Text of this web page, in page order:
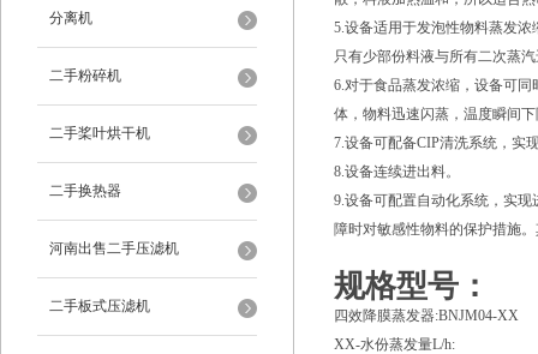
分离机
二手粉碎机
二手桨叶烘干机
二手换热器
河南出售二手压滤机
二手板式压滤机
5.设备适用于发泡性物料蒸发
只有少部份料液与所有二次蒸
6.对于食品蒸发浓缩，设备可
体，物料迅速闪蒸，温度瞬间
7.设备可配备CIP清洗系统，实
8.设备连续进出料。
9.设备可配置自动化系统，实
障时对敏感性物料的保护措施
规格型号：
四效降膜蒸发器:BNJM04-XX
XX-水份蒸发量L/h: